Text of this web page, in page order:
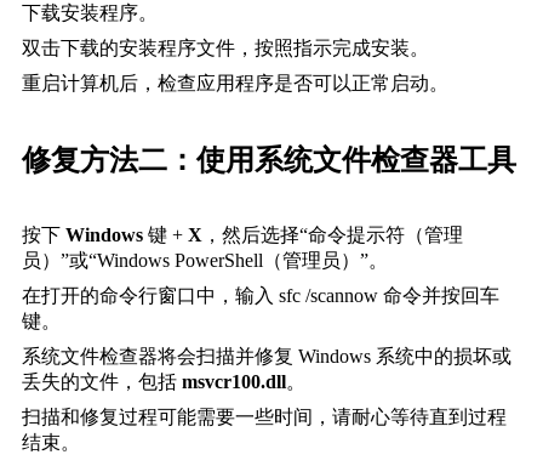
下载安装程序。
双击下载的安装程序文件，按照指示完成安装。
重启计算机后，检查应用程序是否可以正常启动。
修复方法二：使用系统文件检查器工具
按下 Windows 键 + X ，然后选择“命令提示符（管理
员）”或“Windows PowerShell（管理员）”。
在打开的命令行窗口中，输入 sfc /scannow 命令并按回车
键。
系统文件检查器将会扫描并修复 Windows 系统中的损坏或
丢失的文件，包括 msvcr100.dll。
扫描和修复过程可能需要一些时间，请耐心等待直到过程
结束。